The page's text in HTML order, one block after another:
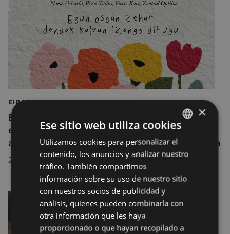
EIBAR LORATZEN
El comercio local de Eibar saldrá a la calle
este jueves, 21 de mayo, con música,
animación y actividades para toda la familia
20/05/2026
BASQUE
SPANISH
×
Ese sitio web utiliza cookies
Utilizamos cookies para personalizar el
contenido, los anuncios y analizar nuestro
tráfico. También compartimos
información sobre su uso de nuestro sitio
con nuestros socios de publicidad y
análisis, quienes pueden combinarla con
otra información que les haya
proporcionado o que hayan recopilado a